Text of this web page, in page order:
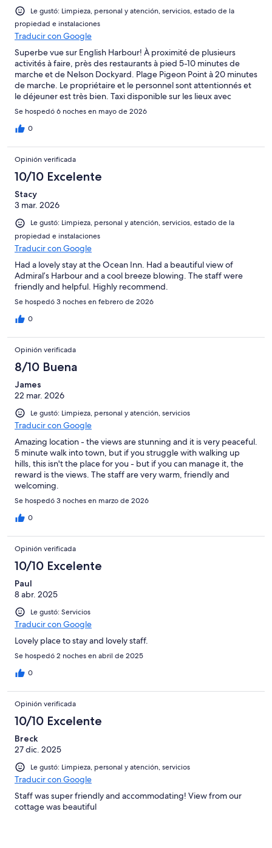
Le gustó: Limpieza, personal y atención, servicios, estado de la
propiedad e instalaciones
Traducir con Google
Superbe vue sur English Harbour! À proximité de plusieurs
activités à faire, près des restaurants à pied 5-10 minutes de
marche et de Nelson Dockyard. Plage Pigeon Point à 20 minutes
de marche. Le propriétaire et le personnel sont attentionnés et
le déjeuner est très bien. Taxi disponible sur les lieux avec
Edgard. La piscine est bien toutefois, il n’y a aucun parasol. Nous
avons beaucoup apprécié notre séjour et le petit cottage était
parfait pour nous.
Se hospedó 6 noches en mayo de 2026
0
Opinión verificada
10/10 Excelente
Stacy
3 mar. 2026
Le gustó: Limpieza, personal y atención, servicios, estado de la
propiedad e instalaciones
Traducir con Google
Had a lovely stay at the Ocean Inn. Had a beautiful view of
Admiral’s Harbour and a cool breeze blowing. The staff were
friendly and helpful. Highly recommend.
Se hospedó 3 noches en febrero de 2026
0
Opinión verificada
8/10 Buena
James
22 mar. 2026
Le gustó: Limpieza, personal y atención, servicios
Traducir con Google
Amazing location - the views are stunning and it is very peaceful.
5 minute walk into town, but if you struggle with walking up
hills, this isn't the place for you - but if you can manage it, the
reward is the views. The staff are very warm, friendly and
welcoming.
Se hospedó 3 noches en marzo de 2026
0
Opinión verificada
10/10 Excelente
Paul
8 abr. 2025
Le gustó: Servicios
Traducir con Google
Lovely place to stay and lovely staff.
Se hospedó 2 noches en abril de 2025
0
Opinión verificada
10/10 Excelente
Breck
27 dic. 2025
Le gustó: Limpieza, personal y atención, servicios
Traducir con Google
Staff was super friendly and accommodating! View from our
cottage was beautiful